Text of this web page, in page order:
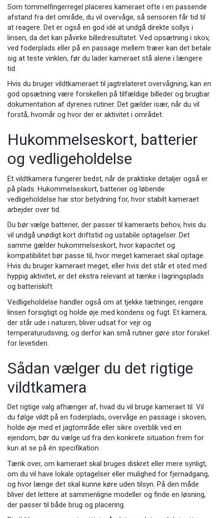
Som tommelfingerregel placeres kameraet ofte i en passende
afstand fra det område, du vil overvåge, så sensoren får tid til
at reagere. Det er også en god idé at undgå direkte sollys i
linsen, da det kan påvirke billedresultatet. Ved opsætning i skov,
ved foderplads eller på en passage mellem træer kan det betale
sig at teste vinklen, før du lader kameraet stå alene i længere
tid.
Hvis du bruger vildtkameraet til jagtrelateret overvågning, kan en
god opsætning være forskellen på tilfældige billeder og brugbar
dokumentation af dyrenes rutiner. Det gælder især, når du vil
forstå, hvornår og hvor der er aktivitet i området.
Hukommelseskort, batterier
og vedligeholdelse
Et vildtkamera fungerer bedst, når de praktiske detaljer også er
på plads. Hukommelseskort, batterier og løbende
vedligeholdelse har stor betydning for, hvor stabilt kameraet
arbejder over tid.
Du bør vælge batterier, der passer til kameraets behov, hvis du
vil undgå unødigt kort driftstid og ustabile optagelser. Det
samme gælder hukommelseskort, hvor kapacitet og
kompatibilitet bør passe til, hvor meget kameraet skal optage.
Hvis du bruger kameraet meget, eller hvis det står et sted med
hyppig aktivitet, er det ekstra relevant at tænke i lagringsplads
og batteriskift.
Vedligeholdelse handler også om at tjekke tætninger, rengøre
linsen forsigtigt og holde øje med kondens og fugt. Et kamera,
der står ude i naturen, bliver udsat for vejr og
temperaturudsving, og derfor kan små rutiner gøre stor forskel
for levetiden.
Sådan vælger du det rigtige
vildtkamera
Det rigtige valg afhænger af, hvad du vil bruge kameraet til. Vil
du følge vildt på en foderplads, overvåge en passage i skoven,
holde øje med et jagtområde eller sikre overblik ved en
ejendom, bør du vælge ud fra den konkrete situation frem for
kun at se på én specifikation.
Tænk over, om kameraet skal bruges diskret eller mere synligt,
om du vil have lokale optagelser eller mulighed for fjernadgang,
og hvor længe det skal kunne køre uden tilsyn. På den måde
bliver det lettere at sammenligne modeller og finde en løsning,
der passer til både brug og placering.